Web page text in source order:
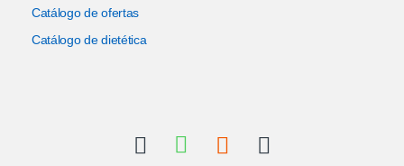
Catálogo de ofertas
Catálogo de dietética